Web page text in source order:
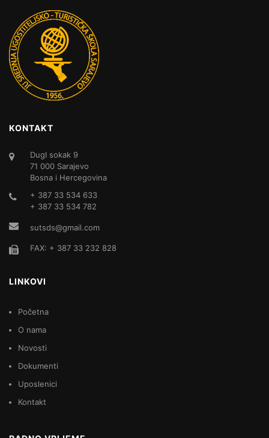
KONTAKT
DugI sokak 9
71 000 Sarajevo
Bosna i Hercegovina
+ 387 33 534 633
+ 387 33 534 782
sutsds@gmail.com
FAX: + 387 33 232 828
LINKOVI
Početna
O nama
Novosti
Dokumenti
Uposlenici
Kontakt